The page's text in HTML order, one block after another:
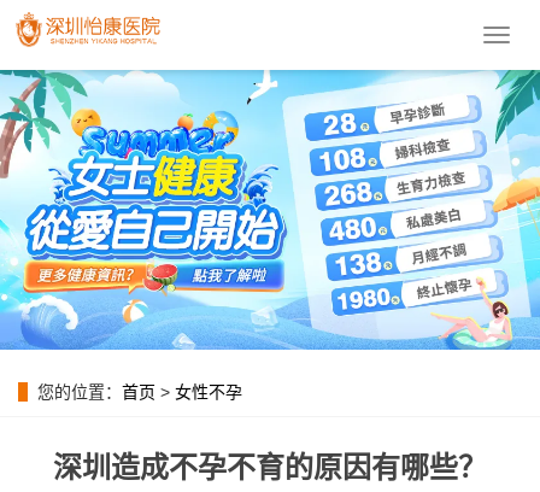
導
菜
單
您的位置： 首页 > 女性不孕
深圳造成不孕不育的原因有哪些？